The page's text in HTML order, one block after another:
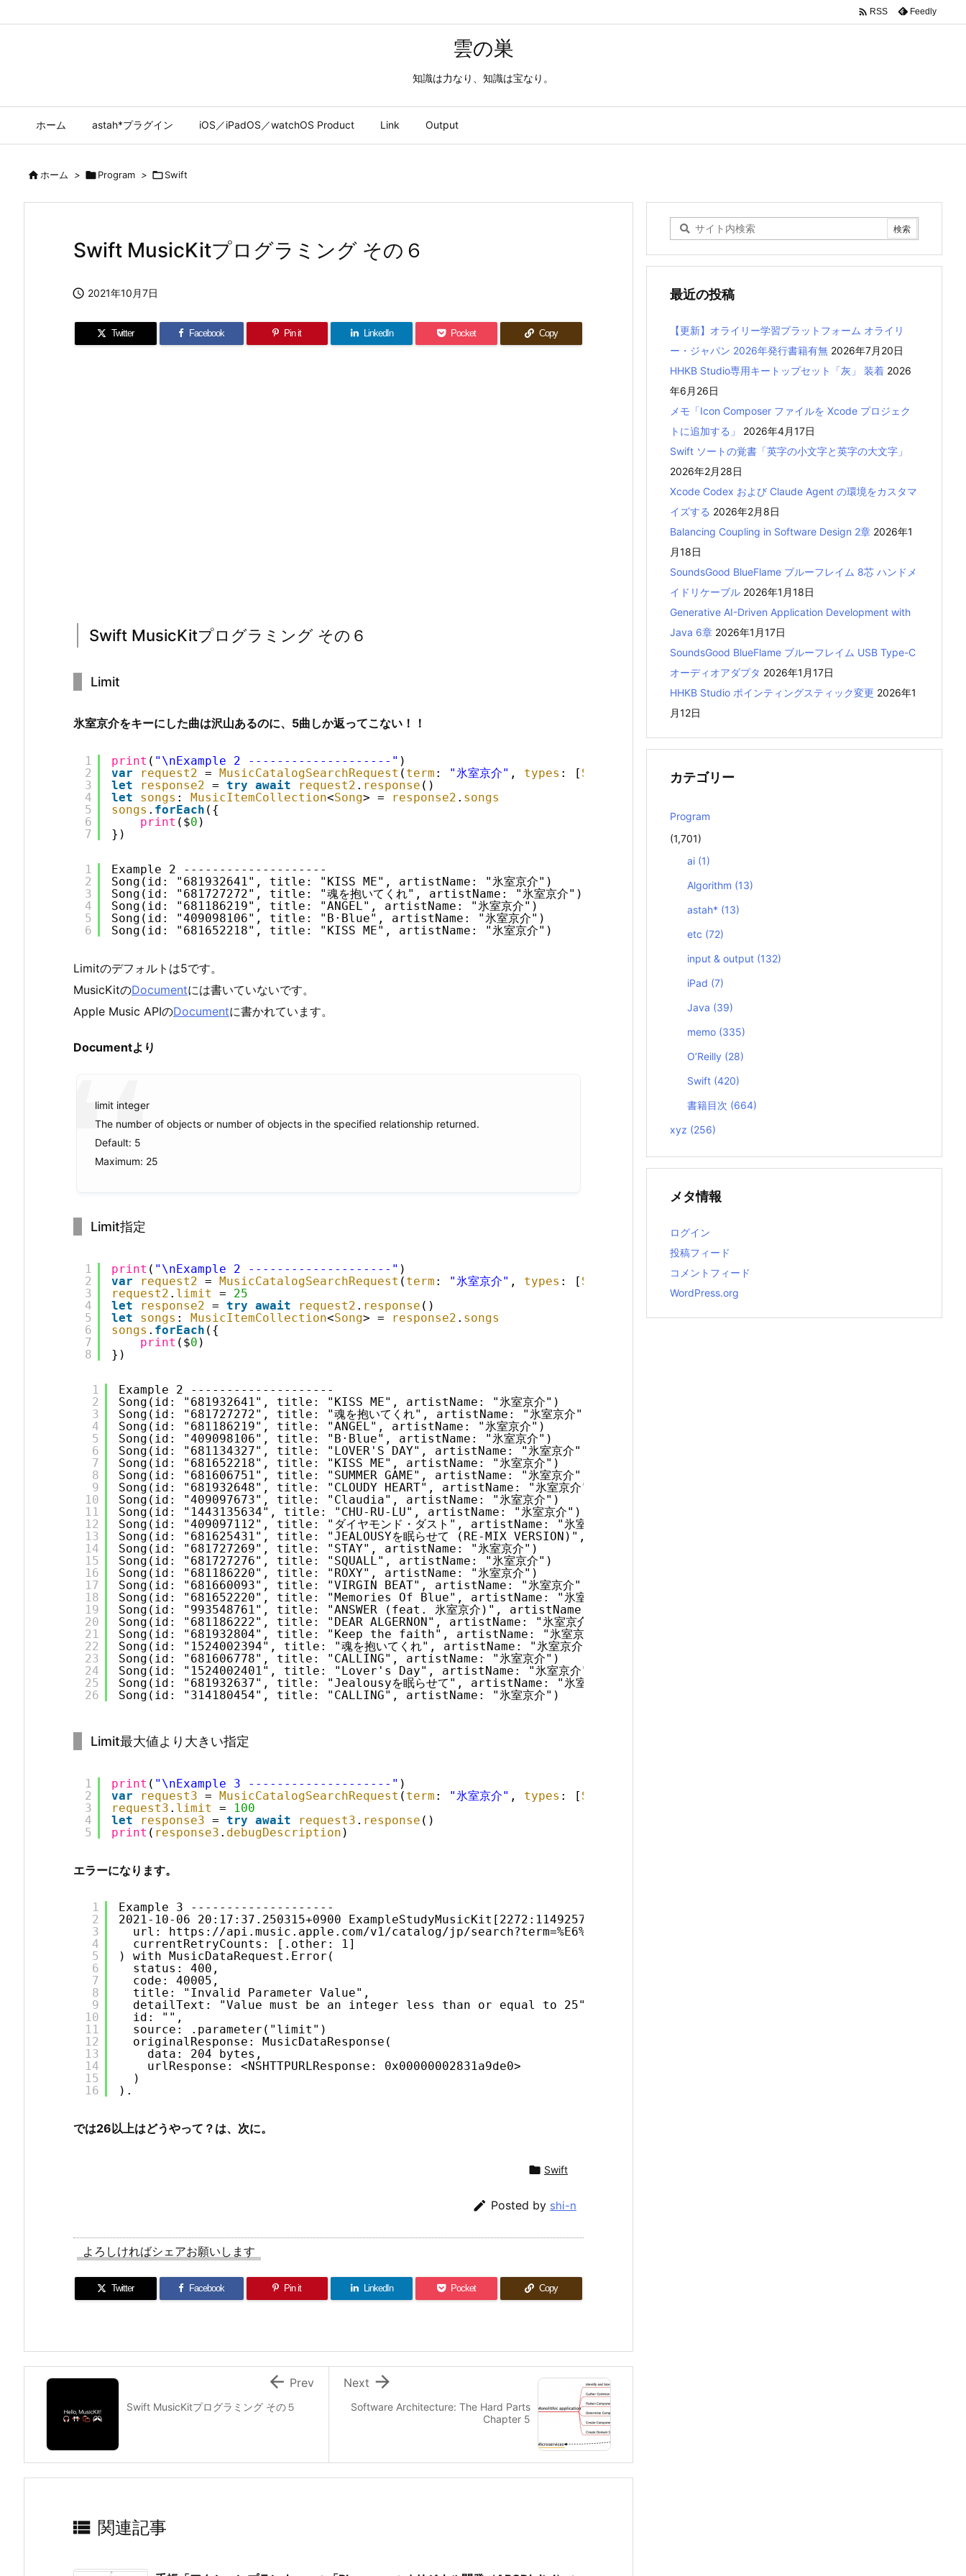
雲の巣
知識は力なり、知識は宝なり。
ホーム astah*プラグイン iOS／iPadOS／watchOS Product Link Output
 RSS Feedly
ホーム > Program > Swift
Swift MusicKitプログラミング その６
 2021年10月7日
Twitter Facebook Pin it LinkedIn Pocket Copy
Swift MusicKitプログラミング その６
Limit
氷室京介をキーにした曲は沢山あるのに、5曲しか返ってこない！！
1
2
3
4
5
6
7
print ( "\nExample 2 --------------------" )
var
request2 = MusicCatalogSearchRequest ( term : "氷室京介" , types : [ Song
let
response2 = try await request2 . response ()
let
songs : MusicItemCollection<Song> = response2 . songs
songs . forEach ({
print ($0 )
})
1
2
3
4
5
6
Example 2 --------------------
Song(id: "681932641", title: "KISS ME", artistName: "氷室京介")
Song(id: "681727272", title: "魂を抱いてくれ", artistName: "氷室京介")
Song(id: "681186219", title: "ANGEL", artistName: "氷室京介")
Song(id: "409098106", title: "B·Blue", artistName: "氷室京介")
Song(id: "681652218", title: "KISS ME", artistName: "氷室京介")
Limitのデフォルトは5です。
MusicKitのDocumentには書いていないです。
Apple Music APIのDocumentに書かれています。
Documentより
limit integer
The number of objects or number of objects in the specified relationship returned.
Default: 5
Maximum: 25
Limit指定
1
2
3
4
5
6
7
8
print ( "\nExample 2 --------------------" )
var
request2 = MusicCatalogSearchRequest ( term : "氷室京介" , types : [ Song
request2 . limit = 25
let
response2 = try await request2 . response ()
let
songs : MusicItemCollection<Song> = response2 . songs
songs . forEach ({
print ($0 )
})
1
2
3
4
5
6
7
8
9
10
11
12
13
14
15
16
17
18
19
20
21
22
23
24
25
26
Example 2 --------------------
Song(id: "681932641", title: "KISS ME", artistName: "氷室京介")
Song(id: "681727272", title: "魂を抱いてくれ", artistName: "氷室京介")
Song(id: "681186219", title: "ANGEL", artistName: "氷室京介")
Song(id: "409098106", title: "B·Blue", artistName: "氷室京介")
Song(id: "681134327", title: "LOVER'S DAY", artistName: "氷室京介")
Song(id: "681652218", title: "KISS ME", artistName: "氷室京介")
Song(id: "681606751", title: "SUMMER GAME", artistName: "氷室京介")
Song(id: "681932648", title: "CLOUDY HEART", artistName: "氷室京介")
Song(id: "409097673", title: "Claudia", artistName: "氷室京介")
Song(id: "1443135634", title: "CHU-RU-LU", artistName: "氷室京介")
Song(id: "409097112", title: "ダイヤモンド・ダスト", artistName: "氷室京介")
Song(id: "681625431", title: "JEALOUSYを眠らせて (RE-MIX VERSION)", artistName: "氷室京介")
Song(id: "681727269", title: "STAY", artistName: "氷室京介")
Song(id: "681727276", title: "SQUALL", artistName: "氷室京介")
Song(id: "681186220", title: "ROXY", artistName: "氷室京介")
Song(id: "681660093", title: "VIRGIN BEAT", artistName: "氷室京介")
Song(id: "681652220", title: "Memories Of Blue", artistName: "氷室京介")
Song(id: "993548761", title: "ANSWER (feat. 氷室京介)", artistName: "GLAY")
Song(id: "681186222", title: "DEAR ALGERNON", artistName: "氷室京介")
Song(id: "681932804", title: "Keep the faith", artistName: "氷室京介")
Song(id: "1524002394", title: "魂を抱いてくれ", artistName: "氷室京介")
Song(id: "681606778", title: "CALLING", artistName: "氷室京介")
Song(id: "1524002401", title: "Lover's Day", artistName: "氷室京介")
Song(id: "681932637", title: "Jealousyを眠らせて", artistName: "氷室京介")
Song(id: "314180454", title: "CALLING", artistName: "氷室京介")
Limit最大値より大きい指定
1
2
3
4
5
print ( "\nExample 3 --------------------" )
var
request3 = MusicCatalogSearchRequest ( term : "氷室京介" , types : [ Song
request3 . limit =
100
let
response3 = try await request3 . response ()
print ( response3 . debugDescription )
エラーになります。
1
2
3
4
5
6
7
8
9
10
11
12
13
14
15
16
Example 3 --------------------
2021-10-06 20:17:37.250315+0900 ExampleStudyMusicKit[2272:1149257] [DataRequesting] Failed to perform
url: https://api.music.apple.com/v1/catalog/jp/
currentRetryCounts: [.other: 1]
) with MusicDataRequest.Error(
status: 400,
code: 40005,
title: "Invalid Parameter Value",
detailText: "Value must be an integer less than or equal to 25",
id: "",
source: .parameter("limit")
originalResponse: MusicDataResponse(
data: 204 bytes,
urlResponse: <NSHTTPURLResponse: 0x00000002831a9de0>
)
).
では26以上はどうやって？は、次に。
 Swift
 Posted by shi-n
よろしければシェアお願いします
Twitter Facebook Pin it LinkedIn Pocket Copy
Software Architecture: The Hard Parts
Chapter 5

Next
Swift MusicKitプログラミング その５
 Prev
 関連記事
最近の投稿
【更新】オライリー学習プラットフォーム オライリ
ー・ジャパン 2026年発行書籍有無 2026年7月20日
HHKB Studio専用キートップセット「灰」 装着 2026
年6月26日
メモ「Icon Composer ファイルを Xcode プロジェク
トに追加する」
2026年4月17日
Swift ソートの覚書「英字の小文字と英字の大文字」
2026年2月28日
Xcode Codex および Claude Agent の環境をカスタマ
イズする 2026年2月8日
Balancing Coupling in Software Design 2章 2026年1
月18日
SoundsGood BlueFlame ブルーフレイム 8芯 ハンドメ
イドリケーブル 2026年1月18日
Generative AI-Driven Application Development with
Java 6章 2026年1月17日
SoundsGood BlueFlame ブルーフレイム USB Type-C
オーディオアダプタ 2026年1月17日
HHKB Studio ポインティングスティック変更 2026年1
月12日
カテゴリー
Program
(1,701)
ai (1)
Algorithm (13)
astah* (13)
etc (72)
input & output (132)
iPad (7)
Java (39)
memo (335)
O’Reilly (28)
Swift (420)
書籍目次 (664)
xyz (256)
メタ情報
ログイン
投稿フィード
コメントフィード
WordPress.org